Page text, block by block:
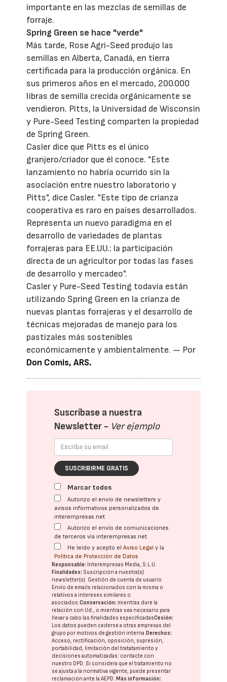
importante en las mezclas de semillas de
forraje.
Spring Green se hace "verde"
Más tarde, Rose Agri-Seed produjo las
semillas en Alberta, Canadá, en tierra
certificada para la producción orgánica. En
sus primeros años en el mercado, 200.000
libras de semilla crecida orgánicamente se
vendieron. Pitts, la Universidad de Wisconsin
y Pure-Seed Testing comparten la propiedad
de Spring Green.
Casler dice que Pitts es el único
granjero/criador que él conoce. "Este
lanzamiento no habría ocurrido sin la
asociación entre nuestro laboratorio y
Pitts", dice Casler. "Este tipo de crianza
cooperativa es raro en países desarrollados.
Representa un nuevo paradigma en el
desarrollo de variedades de plantas
forrajeras para EE.UU.: la participación
directa de un agricultor por todas las fases
de desarrollo y mercadeo".
Casler y Pure-Seed Testing todavía están
utilizando Spring Green en la crianza de
nuevas plantas forrajeras y el desarrollo de
técnicas mejoradas de manejo para los
pastizales más sostenibles
económicamente y ambientalmente. — Por
Don Comis, ARS.
Suscríbase a nuestra
Newsletter - Ver ejemplo
SUSCRIBIRME GRATIS
Marcar todos
Autorizo el envío de newsletters y
avisos informativos personalizados de
interempresas.net
Autorizo el envío de comunicaciones
de terceros vía interempresas.net
He leído y acepto elAviso Legal y la
Política de Protección de Datos
Responsable: Interempresas Media, S.L.U.
Finalidades: Suscripción a nuestra(s)
newsletter(s). Gestión de cuenta de usuario.
Envío de emails relacionados con la misma o
relativos a intereses similares o
asociados.Conservación: mientras dure la
relación con Ud., o mientras sea necesario para
llevar a cabo las finalidades especificadasCesión:
Los datos pueden cederse a otras empresas del
grupo por motivos de gestión interna.Derechos:
Acceso, rectificación, oposición, supresión,
portabilidad, limitación del tratatamiento y
decisiones automatizadas: contacte con
nuestro DPD. Si considera que el tratamiento no
se ajusta a la normativa vigente, puede presentar
reclamación ante laAEPD.Más información: